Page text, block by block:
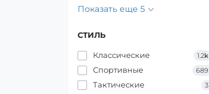
Показать еще 5
СТИЛЬ
Классические 1.2k
Спортивные 689
Тактические 3